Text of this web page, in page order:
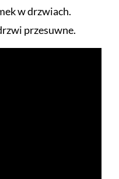
w drzwiach.
przesuwne.